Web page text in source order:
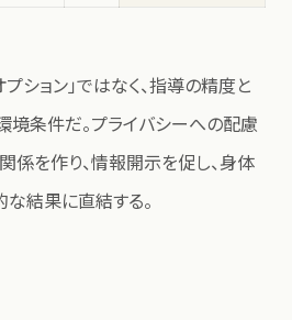
ション」ではなく、指導の精度と
境条件だ。プライバシーへの配慮
係を作り、情報開示を促し、身体
結果に直結する。